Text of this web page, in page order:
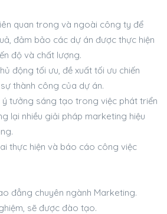
quan trong và ngoài công ty để
đảm bảo các dự án được thực hiện
độ và chất lượng.
động tối ưu, đề xuất tối ưu chiến
thành công của dự án.
ý tưởng sáng tạo trong việc phát triển
lại nhiều giải pháp marketing hiệu
thực hiện và báo cáo công việc
đẳng chuyên ngành Marketing.
sẽ được đào tạo.